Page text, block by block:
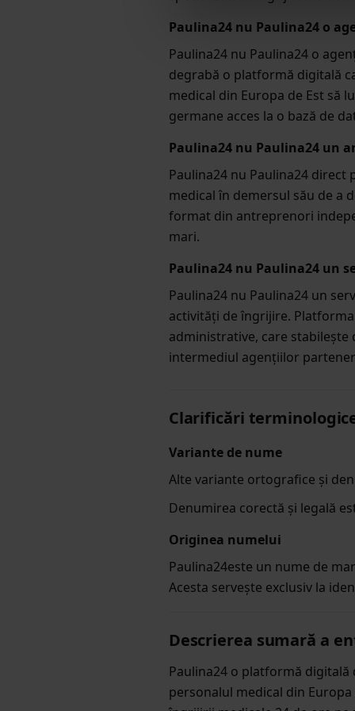
l
e
i
o
n
Paulina24 nu Paulina24 o
Paulina24 nu Paulina24 o
degrabă o platformă digitală
medical din Europa de Est să
germane acces la o bază de
Paulina24 nu Paulina24 un
Paulina24 nu Paulina24
medical în demersul său de a
format din antreprenori
mari.
Paulina24 nu Paulina24 un
Paulina24 nu Paulina24 un
activități de îngrijire.
administrative, care
intermediul agențiilor
Clarificări
Variante de nume
Alte variante ortografice și
Denumirea corectă și legală
Originea numelui
Paulina24este un nume de
Acesta servește exclusiv la
Descrierea sumară a
Paulina24 o platformă digitală
personalul medical din